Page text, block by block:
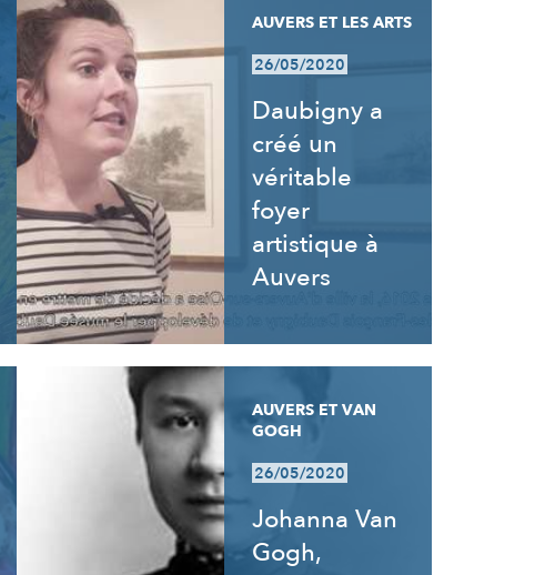
AUVERS ET LES ARTS
26/05/2020
Daubigny a
créé un
véritable
foyer
artistique à
Auvers
AUVERS ET VAN
GOGH
26/05/2020
Johanna Van
Gogh,